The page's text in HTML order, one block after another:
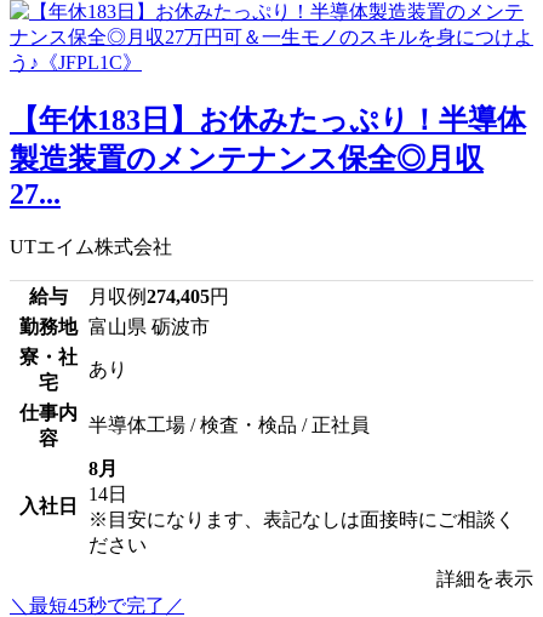
【年休183日】お休みたっぷり！半導体
製造装置のメンテナンス保全◎月収
27...
UTエイム株式会社
給与 月収例274,405円
勤務地 富山県 砺波市
寮・社
宅
あり
仕事内
容
半導体工場 / 検査・検品 / 正社員
入社日
8月
14日
※目安になります、表記なしは面接時にご相談く
ださい
詳細を表示
＼最短45秒で完了／